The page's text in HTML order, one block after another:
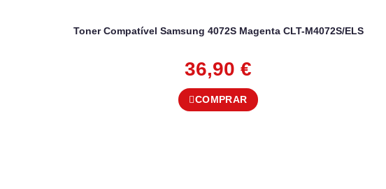
Toner Compatível Samsung 4072S Magenta CLT-M4072S/ELS
36,90 €
COMPRAR